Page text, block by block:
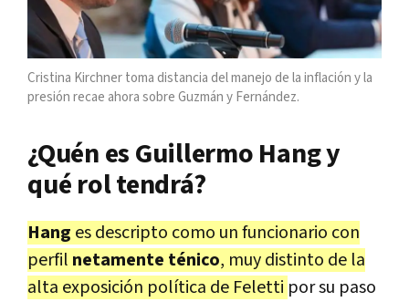
Cristina Kirchner toma distancia del manejo de la inflación y la
presión recae ahora sobre Guzmán y Fernández.
¿Quén es Guillermo Hang y
qué rol tendrá?
Hang es descripto como un funcionario con
perfil netamente ténico, muy distinto de la
alta exposición política de Feletti por su paso